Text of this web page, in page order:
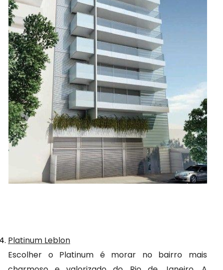
Platinum Leblon
Escolher o Platinum é morar no bairro mais